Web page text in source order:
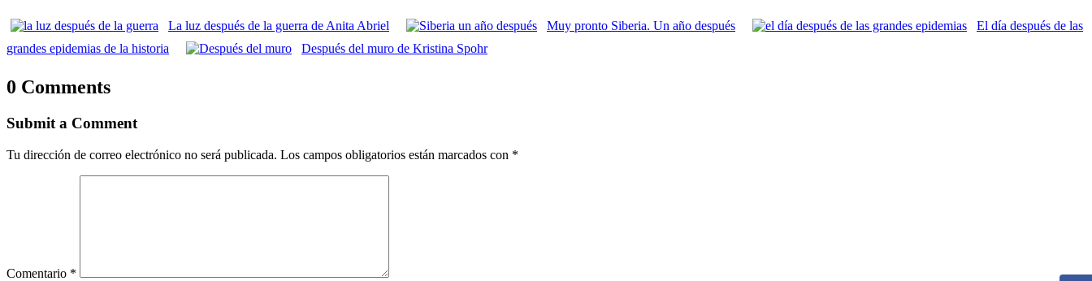
La luz después de la guerra de Anita Abriel Muy pronto Siberia. Un año después
El día después de las
grandes epidemias de la historia
Después del muro de Kristina Spohr
0 Comments
Submit a Comment
Tu dirección de correo electrónico no será publicada. Los campos obligatorios están marcados con *
Comentario *